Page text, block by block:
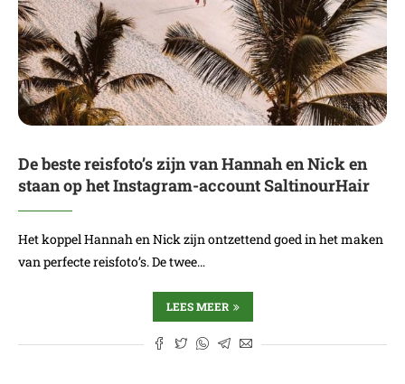
De beste reisfoto’s zijn van Hannah en Nick en
staan op het Instagram-account SaltinourHair
Het koppel Hannah en Nick zijn ontzettend goed in het maken
van perfecte reisfoto’s. De twee…
LEES MEER